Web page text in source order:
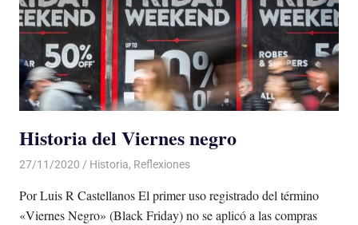
Historia del Viernes negro
27/11/2020 De todo un Poco
Historia, Reflexiones
Por Luis R Castellanos El primer uso registrado del término
«Viernes Negro» (Black Friday) no se aplicó a las compras